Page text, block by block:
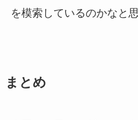
を模索しているのかなと
まとめ